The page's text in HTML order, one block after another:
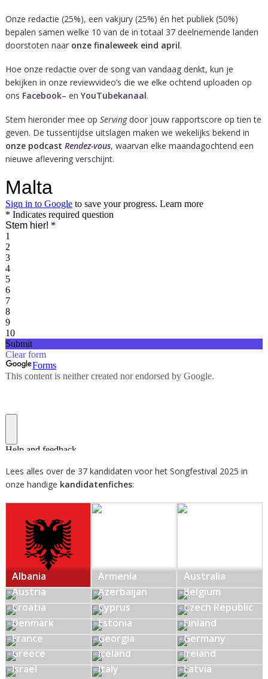
Onze redactie (25%), een vakjury (25%) én het publiek (50%)
bepalen samen welke 10 van de in totaal 37 deelnemende landen
doorstoten naar onze finaleweek eind april.
Hoe onze redactie over de song van vandaag denkt, kun je
bekijken in onze reviewvideo’s die we elke ochtend uploaden op
ons Facebook– en YouTubekanaal.
Stem hieronder mee op Servingdoor jouw rapportscore op tien te
geven. De tussentijdse uitslagen maken we wekelijks bekend in
onze podcast Rendez-vous, waarvan elke maandagochtend een
nieuwe aflevering verschijnt.
Lees alles over de 37 kandidaten voor het Songfestival 2025 in
onze handige kandidatenfiches:
Albania Armenia
Australia
Austria
Azerbaijan
Belgium
Croatia
Cyprus
Czech Republic
Denmark
Estonia
Finland
France
Georgia
Germany
Greece
Iceland
Ireland
Israel
Italy
Latvia